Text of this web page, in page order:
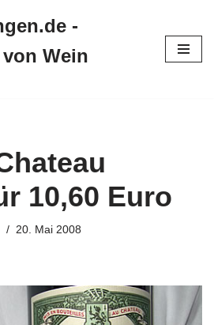
-
Wein
10,60 Euro
20. Mai 2008